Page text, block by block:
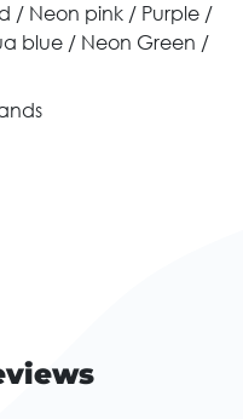
/ Neon pink / Purple /
blue / Neon Green /